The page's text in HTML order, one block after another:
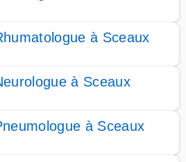
à Sceaux
à Sceaux
à Sceaux